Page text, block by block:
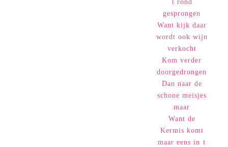
t rond
gesprongen
Want kijk daar
wordt ook wijn
verkocht
Kom verder
doorgedrongen
Dan naar de
schone meisjes
maar
Want de
Kermis komt
maar eens in t